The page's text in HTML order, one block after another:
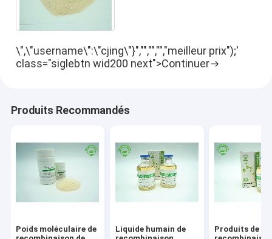
\",\"username\":\"cjing\"}","","","","meilleur prix");'
class="siglebtn wid200 next">Continuer
Produits Recommandés
Poids moléculaire de
Liquide humain de
Produits de